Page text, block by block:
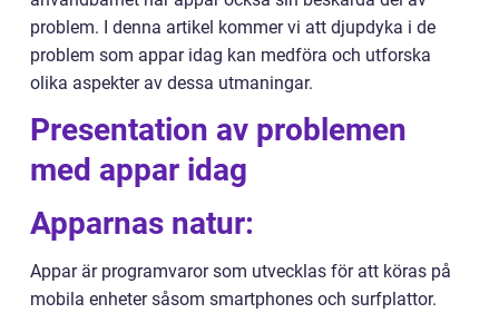
problem. I denna artikel kommer vi att djupdyka i de
problem som appar idag kan medföra och utforska
olika aspekter av dessa utmaningar.
Presentation av problemen
med appar idag
Apparnas natur:
Appar är programvaror som utvecklas för att köras på
mobila enheter såsom smartphones och surfplattor.